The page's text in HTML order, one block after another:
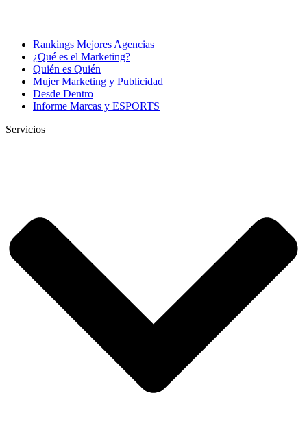
Rankings Mejores Agencias
¿Qué es el Marketing?
Quién es Quién
Mujer Marketing y Publicidad
Desde Dentro
Informe Marcas y ESPORTS
Servicios